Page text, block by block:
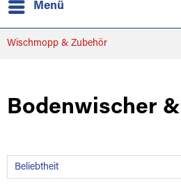
Menü
Wischmopp & Zubehör
Bodenwischer